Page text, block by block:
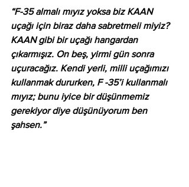
“F-35 almalı mıyız yoksa biz KAAN
uçağı için biraz daha sabretmeli miyiz?
KAAN gibi bir uçağı hangardan
çıkarmışız. On beş, yirmi gün sonra
uçuracağız. Kendi yerli, milli uçağımızı
kullanmak dururken, F -35’i kullanmalı
mıyız; bunu iyice bir düşünmemiz
gerekiyor diye düşünüyorum ben
şahsen.”